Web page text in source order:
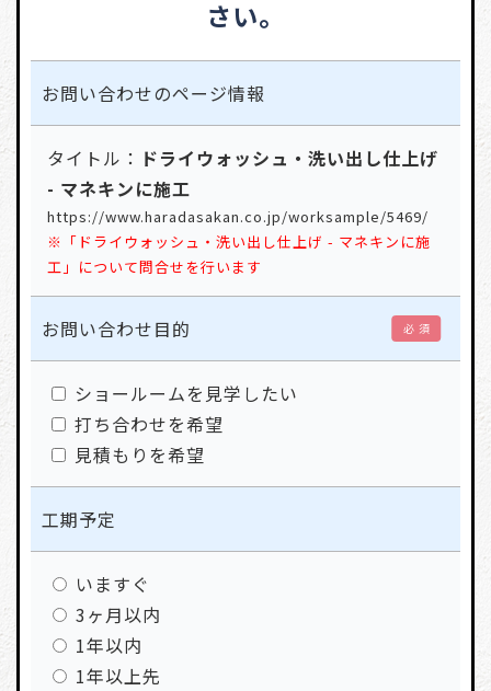
さい。
お問い合わせのページ情報
タイトル： ドライウォッシュ・洗い出し仕上げ
- マネキンに施工
https://www.haradasakan.co.jp/worksample/5469/
※「ドライウォッシュ・洗い出し仕上げ - マネキンに施
工」について問合せを行います
お問い合わせ目的 必 須
ショールームを見学したい
打ち合わせを希望
見積もりを希望
工期予定
いますぐ
3ヶ月以内
1年以内
1年以上先